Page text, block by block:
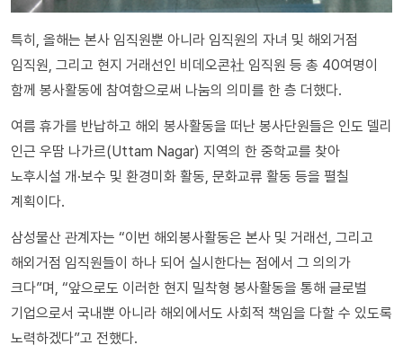
특히, 올해는 본사 임직원뿐 아니라 임직원의 자녀 및 해외거점
임직원, 그리고 현지 거래선인 비데오콘社 임직원 등 총 40여명이
함께 봉사활동에 참여함으로써 나눔의 의미를 한 층 더했다.
여름 휴가를 반납하고 해외 봉사활동을 떠난 봉사단원들은 인도 델리
인근 우땀 나가르(Uttam Nagar) 지역의 한 중학교를 찾아
노후시설 개·보수 및 환경미화 활동, 문화교류 활동 등을 펼칠
계획이다.
삼성물산 관계자는 “이번 해외봉사활동은 본사 및 거래선, 그리고
해외거점 임직원들이 하나 되어 실시한다는 점에서 그 의의가
크다”며, “앞으로도 이러한 현지 밀착형 봉사활동을 통해 글로벌
기업으로서 국내뿐 아니라 해외에서도 사회적 책임을 다할 수 있도록
노력하겠다”고 전했다.